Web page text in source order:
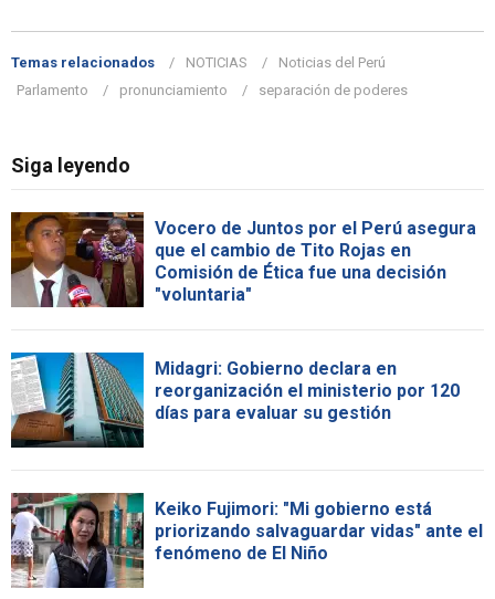
Temas relacionados NOTICIAS
Noticias del Perú
Parlamento
pronunciamiento separación de poderes
Siga leyendo
Vocero de Juntos por el Perú asegura
que el cambio de Tito Rojas en
Comisión de Ética fue una decisión
"voluntaria"
Midagri: Gobierno declara en
reorganización el ministerio por 120
días para evaluar su gestión
Keiko Fujimori: "Mi gobierno está
priorizando salvaguardar vidas" ante el
fenómeno de El Niño